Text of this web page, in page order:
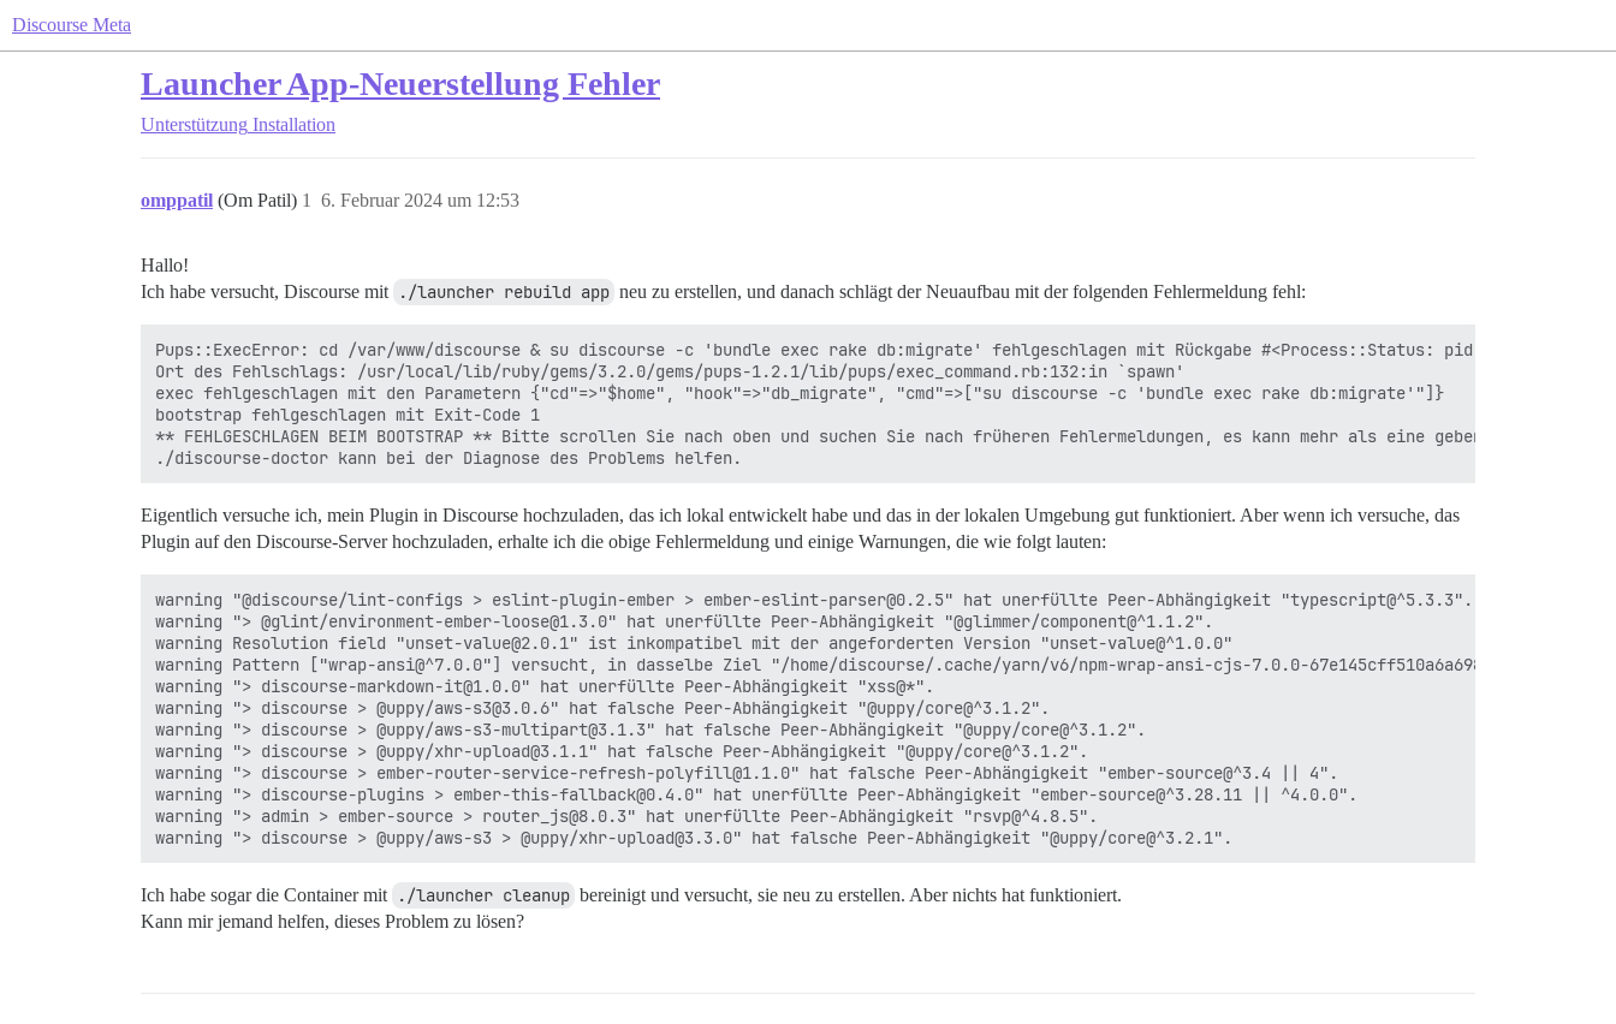
Discourse Meta
Launcher App-Neuerstellung Fehler
Unterstützung Installation
omppatil (Om Patil) 6. Februar 2024 um 12:53
1
Hallo!
Ich habe versucht, Discourse mit
./launcher rebuild app neu zu erstellen, und danach schlägt der Neuaufbau mit der folgenden Fehlermeldung fehl:
Pups::ExecError: cd /var/www/discourse & su discourse -c 'bundle exec rake db:migrate' fehlgeschlagen mit Rückgabe #<Process::Status: pid 3316 exit 1>
Ort des Fehlschlags: /usr/local/lib/ruby/gems/3.2.0/gems/pups-1.2.1/lib/pups/exec_command.rb:132:in `spawn'
exec fehlgeschlagen mit den Parametern {"cd"=>"$home", "hook"=>"db_migrate", "cmd"=>["su discourse -c 'bundle exec rake db:migrate'"]}
bootstrap fehlgeschlagen mit Exit-Code 1
** FEHLGESCHLAGEN BEIM BOOTSTRAP ** Bitte scrollen Sie nach oben und suchen Sie nach früheren Fehlermeldungen, es kann mehr als eine geben.
Eigentlich versuche ich, mein Plugin in Discourse hochzuladen, das ich lokal entwickelt habe und das in der lokalen Umgebung gut funktioniert. Aber wenn ich versuche, das
Plugin auf den Discourse-Server hochzuladen, erhalte ich die obige Fehlermeldung und einige Warnungen, die wie folgt lauten:
warning "@discourse/lint-configs > eslint-plugin-ember > ember-eslint-parser@0.2.5" hat unerfüllte Peer-Abhängigkeit "typescript@^5.3.3".
warning "> @glint/environment-ember-loose@1.3.0" hat unerfüllte Peer-Abhängigkeit "@glimmer/component@^1.1.2".
warning Resolution field "unset-value@2.0.1" ist inkompatibel mit der angeforderten Version "unset-value@^1.0.0"
warning Pattern ["wrap-ansi@^7.0.0"] versucht, in dasselbe Ziel "/home/discourse/.cache/yarn/v6/npm-wrap-ansi-cjs-7.0.0-
warning "> discourse-markdown-it@1.0.0" hat unerfüllte Peer-Abhängigkeit "xss@*".
warning "> discourse > @uppy/aws-s3@3.0.6" hat falsche Peer-Abhängigkeit "@uppy/core@^3.1.2".
warning "> discourse > @uppy/aws-s3-multipart@3.1.3" hat falsche Peer-Abhängigkeit "@uppy/core@^3.1.2".
warning "> discourse > @uppy/xhr-upload@3.1.1" hat falsche Peer-Abhängigkeit "@uppy/core@^3.1.2".
warning "> discourse > ember-router-service-refresh-polyfill@1.1.0" hat falsche Peer-Abhängigkeit "ember-source@^3.4 || 4".
warning "> discourse-plugins > ember-this-fallback@0.4.0" hat unerfüllte Peer-Abhängigkeit "ember-source@^3.28.11 || ^4.0.0".
warning "> admin > ember-source > router_js@8.0.3" hat unerfüllte Peer-Abhängigkeit "rsvp@^4.8.5".
Ich habe sogar die Container mit ./launcher cleanup bereinigt und versucht, sie neu zu erstellen. Aber nichts hat funktioniert.
Kann mir jemand helfen, dieses Problem zu lösen?